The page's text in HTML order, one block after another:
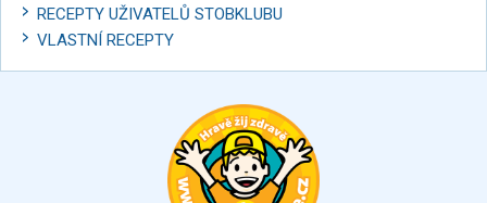
RECEPTY UŽIVATELŮ STOBKLUBU
VLASTNÍ RECEPTY